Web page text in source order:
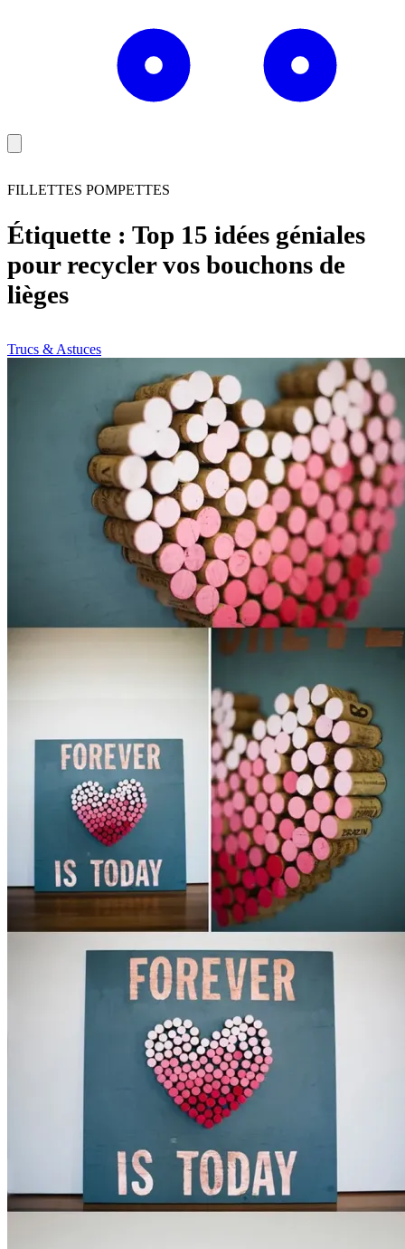
FILLETTES POMPETTES
Étiquette : Top 15 idées géniales
pour recycler vos bouchons de
lièges
Trucs & Astuces